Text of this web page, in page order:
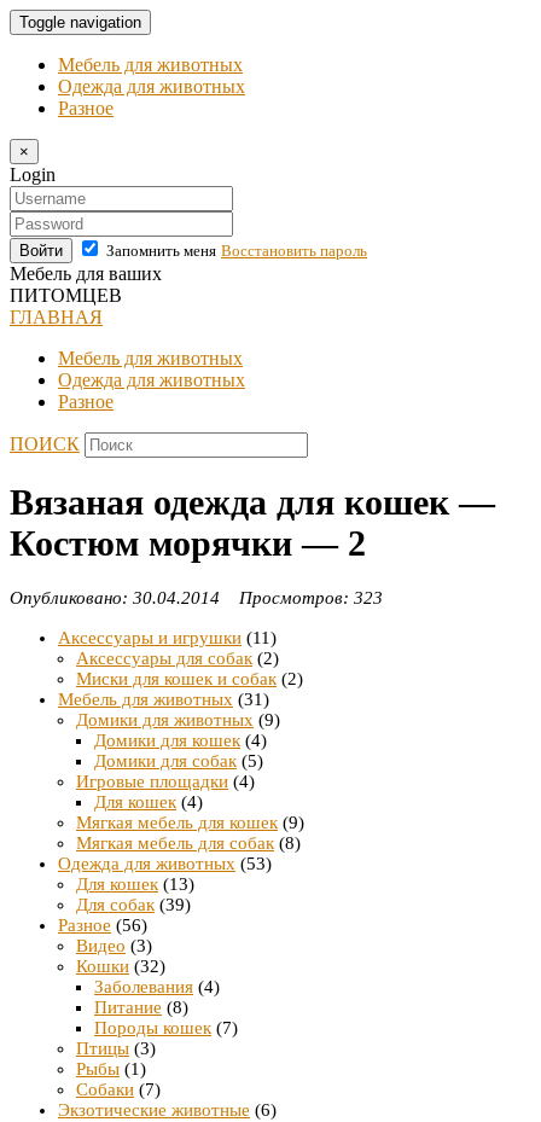
Toggle navigation
Мебель для животных
Одежда для животных
Разное
×
Login
Войти Запомнить меня Восстановить пароль
Мебель для ваших
ПИТОМЦЕВ
ГЛАВНАЯ
Мебель для животных
Одежда для животных
Разное
ПОИСК
Вязаная одежда для кошек —
Костюм морячки — 2
Опубликовано: 30.04.2014 Просмотров: 323
Аксессуары и игрушки (11)
Аксессуары для собак (2)
Миски для кошек и собак (2)
Мебель для животных (31)
Домики для животных (9)
Домики для кошек (4)
Домики для собак (5)
Игровые площадки (4)
Для кошек (4)
Мягкая мебель для кошек (9)
Мягкая мебель для собак (8)
Одежда для животных (53)
Для кошек (13)
Для собак (39)
Разное (56)
Видео (3)
Кошки (32)
Заболевания (4)
Питание (8)
Породы кошек (7)
Птицы (3)
Рыбы (1)
Собаки (7)
Экзотические животные (6)